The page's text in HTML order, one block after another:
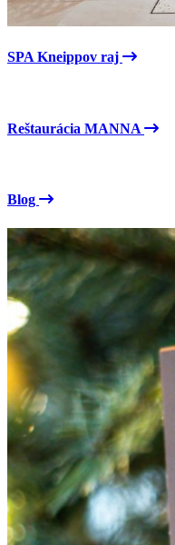
SPA Kneippov raj
Reštaurácia MANNA
Blog